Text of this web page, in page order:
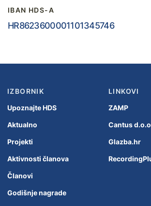
IBAN HDS-A
HR8623600001101345746
IZBORNIK
Upoznajte HDS
Aktualno
Projekti
Aktivnosti članova
Članovi
Godišnje nagrade
LINKOVI
ZAMP
Cantus
Glazba.hr